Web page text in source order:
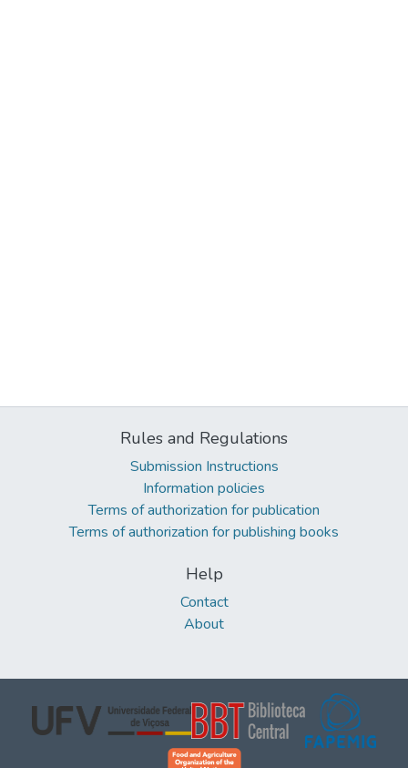
Rules and Regulations
Submission Instructions
Information policies
Terms of authorization for publication
Terms of authorization for publishing books
Help
Contact
About